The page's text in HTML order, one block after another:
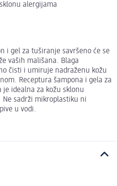
alergijama
i gel za tuširanje savršeno će se
vaših mališana. Blaga
čisti i umiruje nadraženu kožu
Receptura šampona i gela za
idealna za kožu sklonu
sadrži mikroplastiku ni
u vodi.